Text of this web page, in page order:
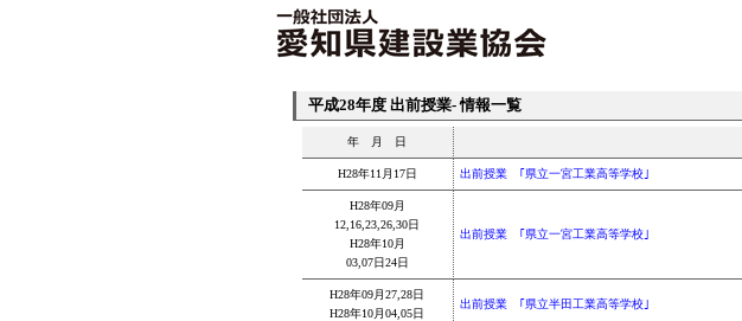
平成28年度 出前授業- 情報一覧
年 月 日
H28年11月17日 出前授業 ｢県立一宮工業高等学校｣
H28年09月
12,16,23,26,30日
H28年10月
03,07日24日
出前授業 ｢県立一宮工業高等学校｣
H28年09月27,28日
H28年10月04,05日
出前授業 ｢県立半田工業高等学校｣